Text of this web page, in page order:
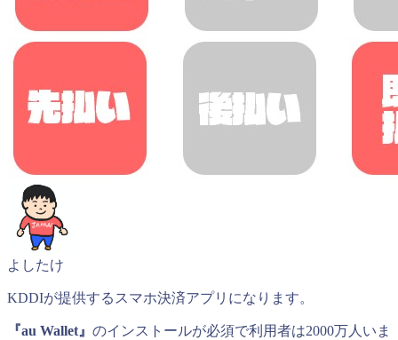
よしたけ
KDDIが提供するスマホ決済アプリになります。
『au Wallet』 のインストールが必須で利用者は2000万人いま